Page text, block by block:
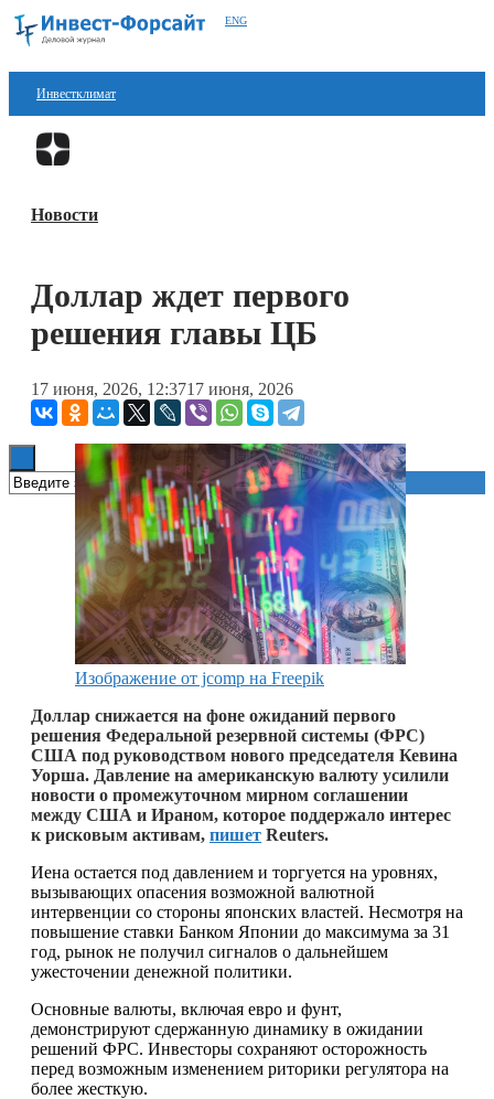
ENG
Инвестклимат
Финансы
Блокчейн
Технологии
Книги
Новости
Доллар ждет первого
решения главы ЦБ
17 июня, 2026, 12:3717 июня, 2026
Изображение от jcomp на Freepik
Доллар снижается на фоне ожиданий первого
решения Федеральной резервной системы (ФРС)
США под руководством нового председателя Кевина
Уорша. Давление на американскую валюту усилили
новости о промежуточном мирном соглашении
между США и Ираном, которое поддержало интерес
к рисковым активам, пишет Reuters.
Иена остается под давлением и торгуется на уровнях,
вызывающих опасения возможной валютной
интервенции со стороны японских властей. Несмотря на
повышение ставки Банком Японии до максимума за 31
год, рынок не получил сигналов о дальнейшем
ужесточении денежной политики.
Основные валюты, включая евро и фунт,
демонстрируют сдержанную динамику в ожидании
решений ФРС. Инвесторы сохраняют осторожность
перед возможным изменением риторики регулятора на
более жесткую.